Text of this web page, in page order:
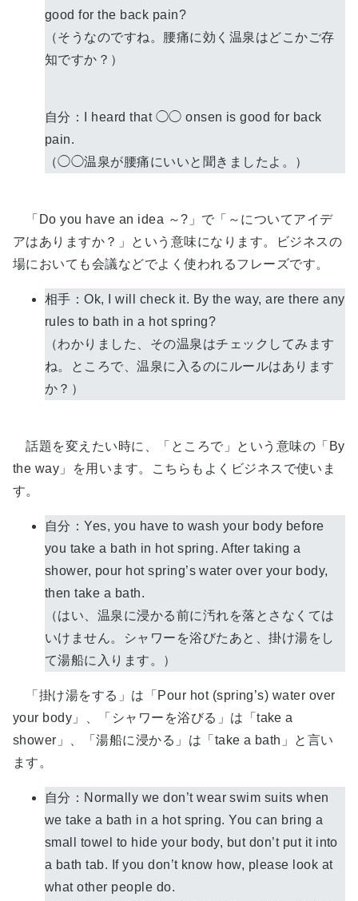
good for the back pain?
（そうなのですね。腰痛に効く温泉はどこかご存
知ですか？）
自分：I heard that ◯◯ onsen is good for back
pain.
（◯◯温泉が腰痛にいいと聞きましたよ。）
「Do you have an idea ～?」で「～についてアイデ
アはありますか？」という意味になります。ビジネスの
場においても会議などでよく使われるフレーズです。
相手：Ok, I will check it. By the way, are there any
rules to bath in a hot spring?
（わかりました、その温泉はチェックしてみます
ね。ところで、温泉に入るのにルールはあります
か？）
話題を変えたい時に、「ところで」という意味の「By
the way」を用います。こちらもよくビジネスで使いま
す。
自分：Yes, you have to wash your body before
you take a bath in hot spring. After taking a
shower, pour hot spring’s water over your body,
then take a bath.
（はい、温泉に浸かる前に汚れを落とさなくては
いけません。シャワーを浴びたあと、掛け湯をし
て湯船に入ります。）
「掛け湯をする」は「Pour hot (spring’s) water over
your body」、「シャワーを浴びる」は「take a
shower」、「湯船に浸かる」は「take a bath」と言い
ます。
自分：Normally we don’t wear swim suits when
we take a bath in a hot spring. You can bring a
small towel to hide your body, but don’t put it into
a bath tab. If you don’t know how, please look at
what other people do.